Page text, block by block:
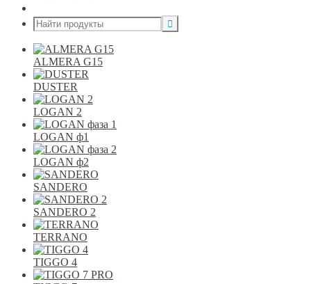
ALMERA G15
DUSTER
LOGAN 2
LOGAN ф1
LOGAN ф2
SANDERO
SANDERO 2
TERRANO
TIGGO 4